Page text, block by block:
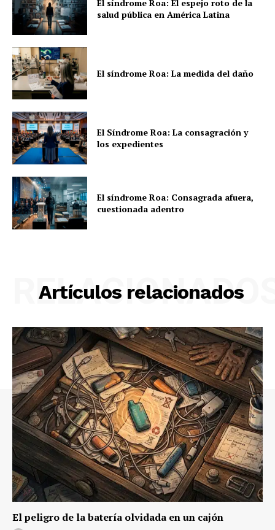
El síndrome Roa: El espejo roto de la
salud pública en América Latina
El síndrome Roa: La medida del daño
El Síndrome Roa: La consagración y
los expedientes
El síndrome Roa: Consagrada afuera,
cuestionada adentro
Artículos relacionados
El peligro de la batería olvidada en un cajón